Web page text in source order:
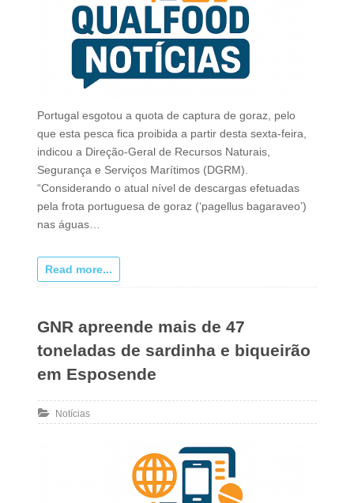
Portugal esgotou a quota de captura de goraz, pelo
que esta pesca fica proibida a partir desta sexta-feira,
indicou a Direção-Geral de Recursos Naturais,
Segurança e Serviços Marítimos (DGRM).
“Considerando o atual nível de descargas efetuadas
pela frota portuguesa de goraz (‘pagellus bagaraveo’)
nas águas…
Read more...
GNR apreende mais de 47
toneladas de sardinha e biqueirão
em Esposende
Notícias